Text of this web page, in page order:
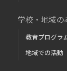
学校・地域の
教育プログラ
地域での活動